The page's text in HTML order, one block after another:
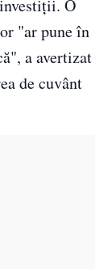
O
"ar pune în
a avertizat
de cuvânt